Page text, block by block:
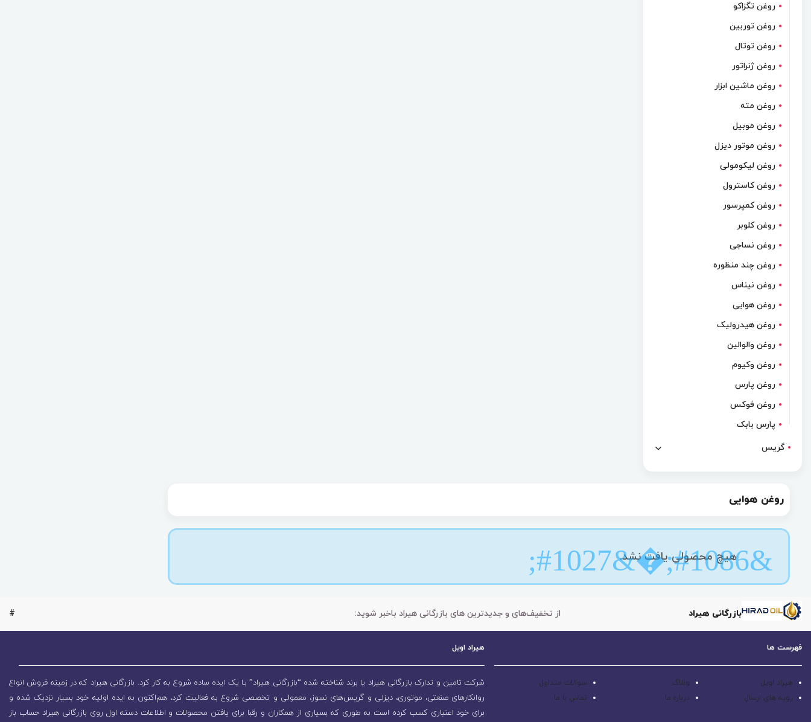
روغن تگزاکو
روغن توربین
روغن توتال
روغن ژنراتور
روغن ماشین ابزار
روغن مته
روغن موبیل
روغن موتور دیزل
روغن لیکومولی
روغن کاسترول
روغن کمپرسور
روغن کلوبر
روغن نساجی
روغن چند منظوره
روغن نیناس
روغن هوایی
روغن هیدرولیک
روغن والوالین
روغن وکیوم
روغن پارس
روغن فوکس
پارس بابک
گریس
روغن هوایی
هیچ محصولی یافت نشد.
بازرگانی هیراد از تخفیف‌های و جدیدترین های بازرگانی هیراد باخبر شوید: #
فهرست ها
هیراد اویل وبلاگ
سوالات متداول
رویه های ارسال
درباره ما تماس با ما
هیراد اویل
شرکت تامین و تدارک بازرگانی هیراد یا برند شناخته شده “بازرگانی هیراد” بـا یک ایده ساده شروع به کار کرد. بازرگانی هیراد که در زمینه فروش انواع
روانکارهای صنعتی، موتوری، دیزلی و گریس‌های نسوز، معمولی و تخصصی شروع به فعالیت کرد، هم‌اکنون به ایده اولیه خود بسیار نزدیک شده و
برای خود اعتباری کسب کرده است به طوری که بسیاری از همکاران و رقبا برای یافتن محصولات و اطلاعات دسته اول روی بازرگانی هیراد حساب باز